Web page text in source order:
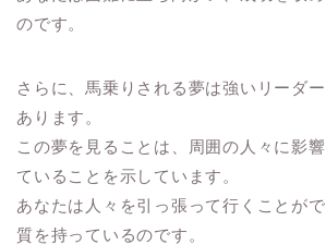
のです。
さらに、馬乗りされる夢は強いリーダ
あります。
この夢を見ることは、周囲の人々に影
ていることを示しています。
あなたは人々を引っ張って行くことが
質を持っているのです。